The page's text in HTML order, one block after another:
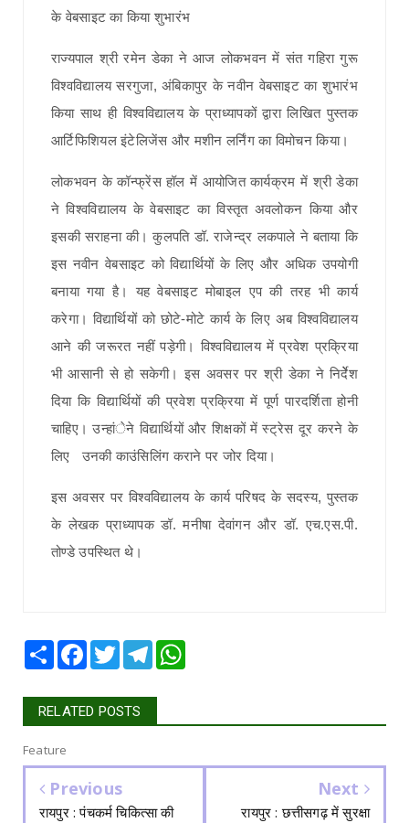
राज्यपाल श्री रमेन डेका ने आज लोकभवन में संत गहिरा गुरू
विश्वविद्यालय सरगुजा, अंबिकापुर के नवीन वेबसाइट का शुभारंभ
किया साथ ही विश्वविद्यालय के प्राध्यापकों द्वारा लिखित पुस्तक
आर्टिफिशियल इंटेलिजेंस और मशीन लर्निंग का विमोचन किया।
लोकभवन के कॉन्फ्रेंस हॉल में आयोजित कार्यक्रम में श्री डेका
ने विश्वविद्यालय के वेबसाइट का विस्तृत अवलोकन किया और
इसकी सराहना की। कुलपति डॉ. राजेन्द्र लकपाले ने बताया कि
इस नवीन वेबसाइट को विद्यार्थियों के लिए और अधिक उपयोगी
बनाया गया है। यह वेबसाइट मोबाइल एप की तरह भी कार्य
करेगा। विद्यार्थियों को छोटे-मोटे कार्य के लिए अब विश्वविद्यालय
आने की जरूरत नहीं पड़ेगी। विश्वविद्यालय में प्रवेश प्रक्रिया
भी आसानी से हो सकेगी। इस अवसर पर श्री डेका ने निर्देेश
दिया कि विद्यार्थियों की प्रवेश प्रक्रिया में पूर्ण पारदर्शिता होनी
चाहिए। उन्हांेने विद्यार्थियों और शिक्षकों में स्ट्रेस दूर करने के
लिए उनकी काउंसिलिंग कराने पर जोर दिया।
इस अवसर पर विश्वविद्यालय के कार्य परिषद के सदस्य, पुस्तक
के लेखक प्राध्यापक डॉ. मनीषा देवांगन और डॉ. एच.एस.पी.
तोण्डे उपस्थित थे।
Share Facebook
TwitterTelegram
RELATED POSTS
Feature
Previous
रायपुर : पंचकर्म चिकित्सा की
Next
रायपुर : छत्तीसगढ़ में सुरक्षा